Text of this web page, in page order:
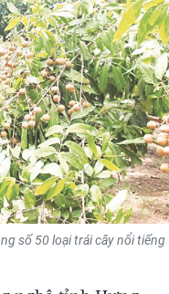
số 50 loại trái cây nổi tiếng